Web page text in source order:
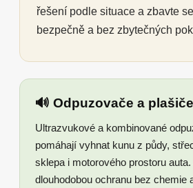
řešení podle situace a zbavte
bezpečně a bez zbytečných
🔊 Odpuzovače a
Ultrazvukové a kombinované
pomáhají vyhnat kunu z půdy,
sklepa i motorového prostoru
dlouhodobou ochranu bez chemie